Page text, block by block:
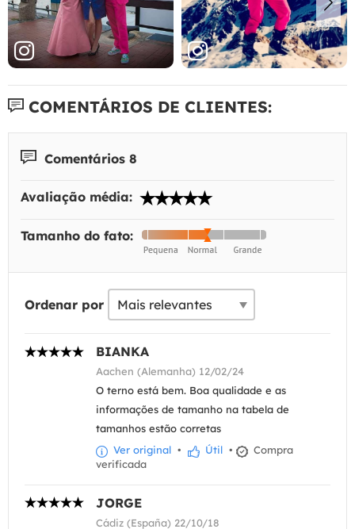
COMENTÁRIOS DE CLIENTES:
Comentários 8
Avaliação média:
Tamanho do fato:
Ordenar por
BIANKA
Aachen (Alemanha) 12/02/24
O terno está bem. Boa qualidade e as
informações de tamanho na tabela de
tamanhos estão corretas
Ver original • Útil •
Compra
verificada
JORGE
Cádiz (España) 22/10/18